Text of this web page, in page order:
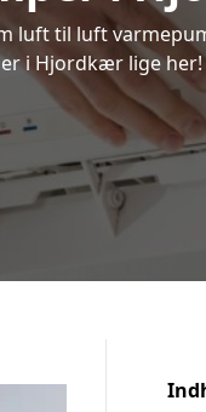
luft til luft
i Hjordkær lige her!